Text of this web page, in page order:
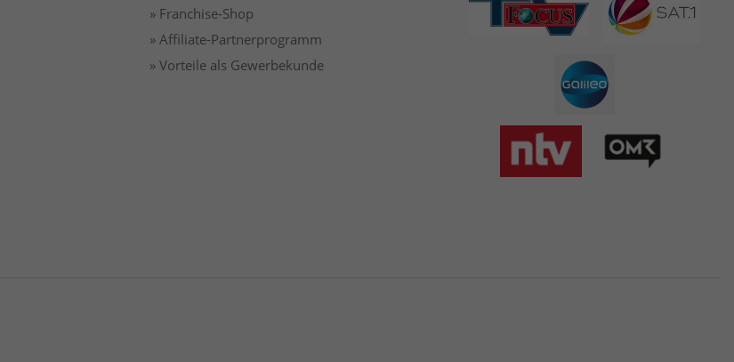
» Franchise-Shop
» Affiliate-Partnerprogramm
» Vorteile als Gewerbekunde